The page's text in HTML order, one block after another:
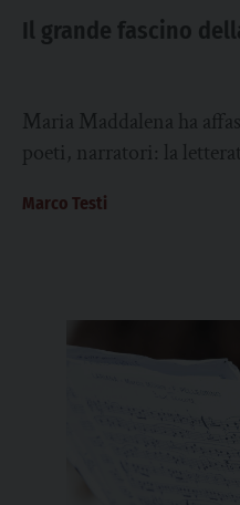
Il grande fascino
Maria Maddalena ha
poeti, narratori: la
Marco Testi